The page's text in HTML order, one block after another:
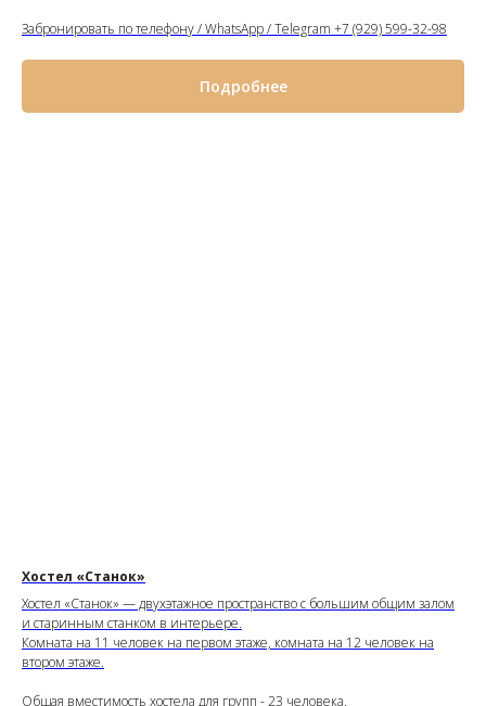
Забронировать по телефону / WhatsApp / Telegram +7 (929) 599-32-98
Подробнее
Хостел «Станок»
Хостел «Станок» — двухэтажное пространство с большим общим залом
и старинным станком в интерьере.
Комната на 11 человек на первом этаже, комната на 12 человек на
втором этаже.
Общая вместимость хостела для групп - 23 человека.